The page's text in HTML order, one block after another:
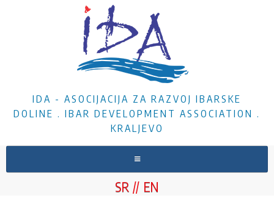
IDA - ASOCIJACIJA ZA RAZVOJ IBARSKE
DOLINE . IBAR DEVELOPMENT ASSOCIATION .
KRALJEVO
SR EN